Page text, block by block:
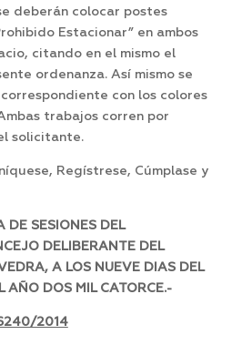
deberán colocar postes
Estacionar” en ambos
citando en el mismo el
ordenanza. Así mismo se
con los colores
trabajos corren por
solicitante.
Regístrese, Cúmplase y
DE SESIONES DEL
DELIBERANTE DEL
A LOS NUEVE DIAS DEL
AÑO DOS MIL CATORCE.-
2014